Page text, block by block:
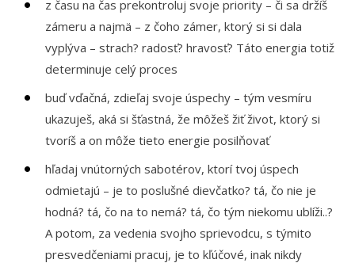
z času na čas prekontroluj svoje priority – či sa držíš
zámeru a najmä – z čoho zámer, ktorý si si dala
vyplýva – strach? radosť? hravosť? Táto energia totiž
determinuje celý proces
buď vďačná, zdieľaj svoje úspechy – tým vesmíru
ukazuješ, aká si šťastná, že môžeš žiť život, ktorý si
tvoríš a on môže tieto energie posilňovať
hľadaj vnútorných sabotérov, ktorí tvoj úspech
odmietajú – je to poslušné dievčatko? tá, čo nie je
hodná? tá, čo na to nemá? tá, čo tým niekomu ublíži..?
A potom, za vedenia svojho sprievodcu, s týmito
presvedčeniami pracuj, je to kľúčové, inak nikdy